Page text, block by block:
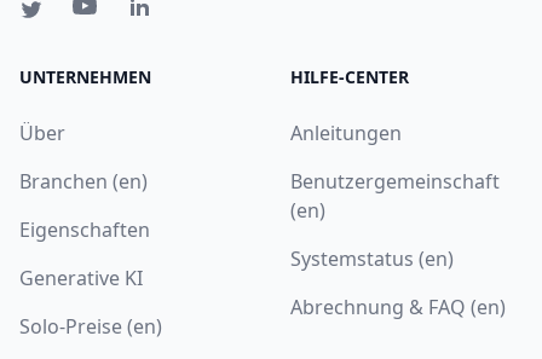
UNTERNEHMEN
Über
Branchen (en)
Eigenschaften
Generative KI
Solo-Preise (en)
HILFE-CENTER
Anleitungen
Benutzergemeinschaft
(en)
Systemstatus (en)
Abrechnung & FAQ (en)